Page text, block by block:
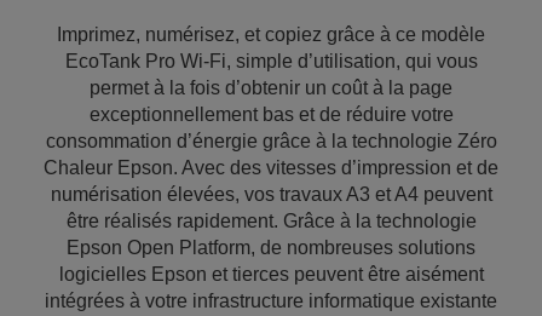
Imprimez, numérisez, et copiez grâce à ce modèle
EcoTank Pro Wi-Fi, simple d’utilisation, qui vous
permet à la fois d’obtenir un coût à la page
exceptionnellement bas et de réduire votre
consommation d’énergie grâce à la technologie Zéro
Chaleur Epson. Avec des vitesses d’impression et de
numérisation élevées, vos travaux A3 et A4 peuvent
être réalisés rapidement. Grâce à la technologie
Epson Open Platform, de nombreuses solutions
logicielles Epson et tierces peuvent être aisément
intégrées à votre infrastructure informatique existante